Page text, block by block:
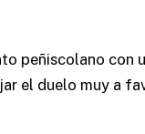
peñiscolano con
el duelo muy a